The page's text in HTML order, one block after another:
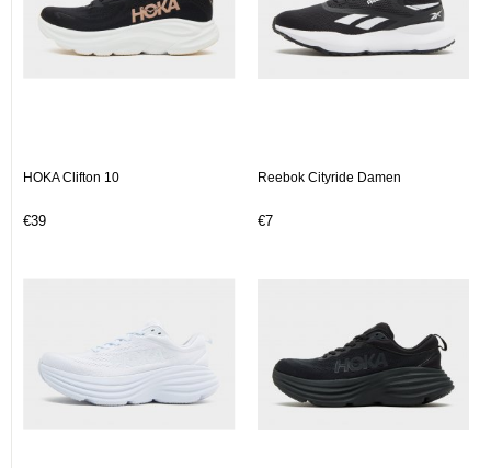
HOKA Clifton 10
€39
Reebok Cityride Damen
€7